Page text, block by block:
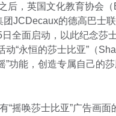
后，英国文化教育协会（
JCDecaux的德高巴士
全面启动，以此纪念莎
“永恒的莎士比亚”（
功能，创造专属自己的莎
摇唤莎士比亚”广告画面